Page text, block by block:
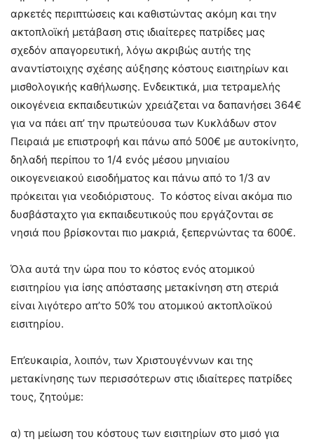
αρκετές περιπτώσεις και καθιστώντας ακόμη και την
ακτοπλοϊκή μετάβαση στις ιδιαίτερες πατρίδες μας
σχεδόν απαγορευτική, λόγω ακριβώς αυτής της
αναντίστοιχης σχέσης αύξησης κόστους εισιτηρίων και
μισθολογικής καθήλωσης. Ενδεικτικά, μια τετραμελής
οικογένεια εκπαιδευτικών χρειάζεται να δαπανήσει 364€
για να πάει απ’ την πρωτεύουσα των Κυκλάδων στον
Πειραιά με επιστροφή και πάνω από 500€ με αυτοκίνητο,
δηλαδή περίπου το 1/4 ενός μέσου μηνιαίου
οικογενειακού εισοδήματος και πάνω από το 1/3 αν
πρόκειται για νεοδιόριστους. Το κόστος είναι ακόμα πιο
δυσβάσταχτο για εκπαιδευτικούς που εργάζονται σε
νησιά που βρίσκονται πιο μακριά, ξεπερνώντας τα 600€.
Όλα αυτά την ώρα που το κόστος ενός ατομικού
εισιτηρίου για ίσης απόστασης μετακίνηση στη στεριά
είναι λιγότερο απ’το 50% του ατομικού ακτοπλοϊκού
εισιτηρίου.
Επ’ευκαιρία, λοιπόν, των Χριστουγέννων και της
μετακίνησης των περισσότερων στις ιδιαίτερες πατρίδες
τους, ζητούμε:
α) τη μείωση του κόστους των εισιτηρίων στο μισό για